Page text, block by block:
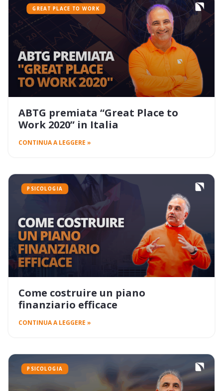
GREAT PLACE TO WORK
ABTG premiata “Great Place to
Work 2020” in Italia
CONTINUA A LEGGERE »
PSICOLOGIA
Come costruire un piano
finanziario efficace
CONTINUA A LEGGERE »
PSICOLOGIA